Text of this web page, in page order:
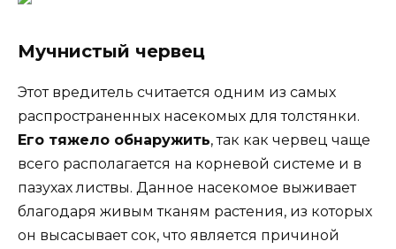
Мучнистый червец
Этот вредитель считается одним из самых
распространенных насекомых для толстянки.
Его тяжело обнаружить, так как червец чаще
всего располагается на корневой системе и в
пазухах листвы. Данное насекомое выживает
благодаря живым тканям растения, из которых
он высасывает сок, что является причиной